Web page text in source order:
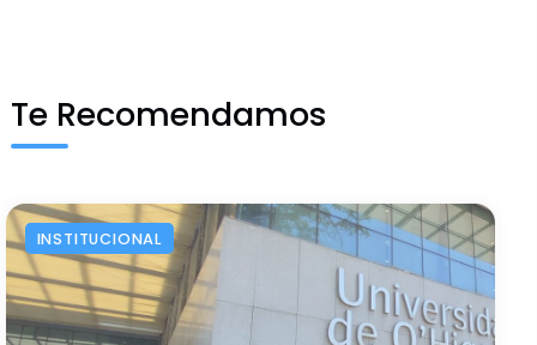
Te Recomendamos
INSTITUCIONAL